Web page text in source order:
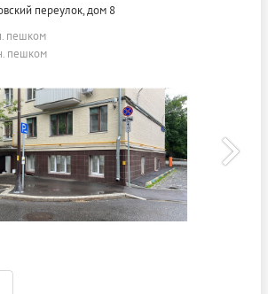
переулок, дом 8
пешком
пешком